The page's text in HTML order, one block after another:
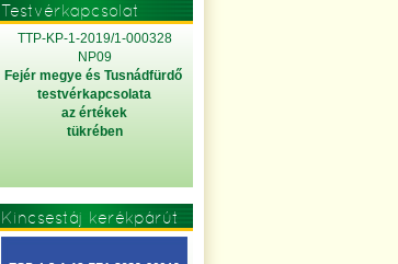
Testvérkapcsolat
TTP-KP-1-2019/1-000328
NP09
Fejér megye és Tusnádfürdő
testvérkapcsolata
az értékek
tükrében
Kincsestáj kerékpárút